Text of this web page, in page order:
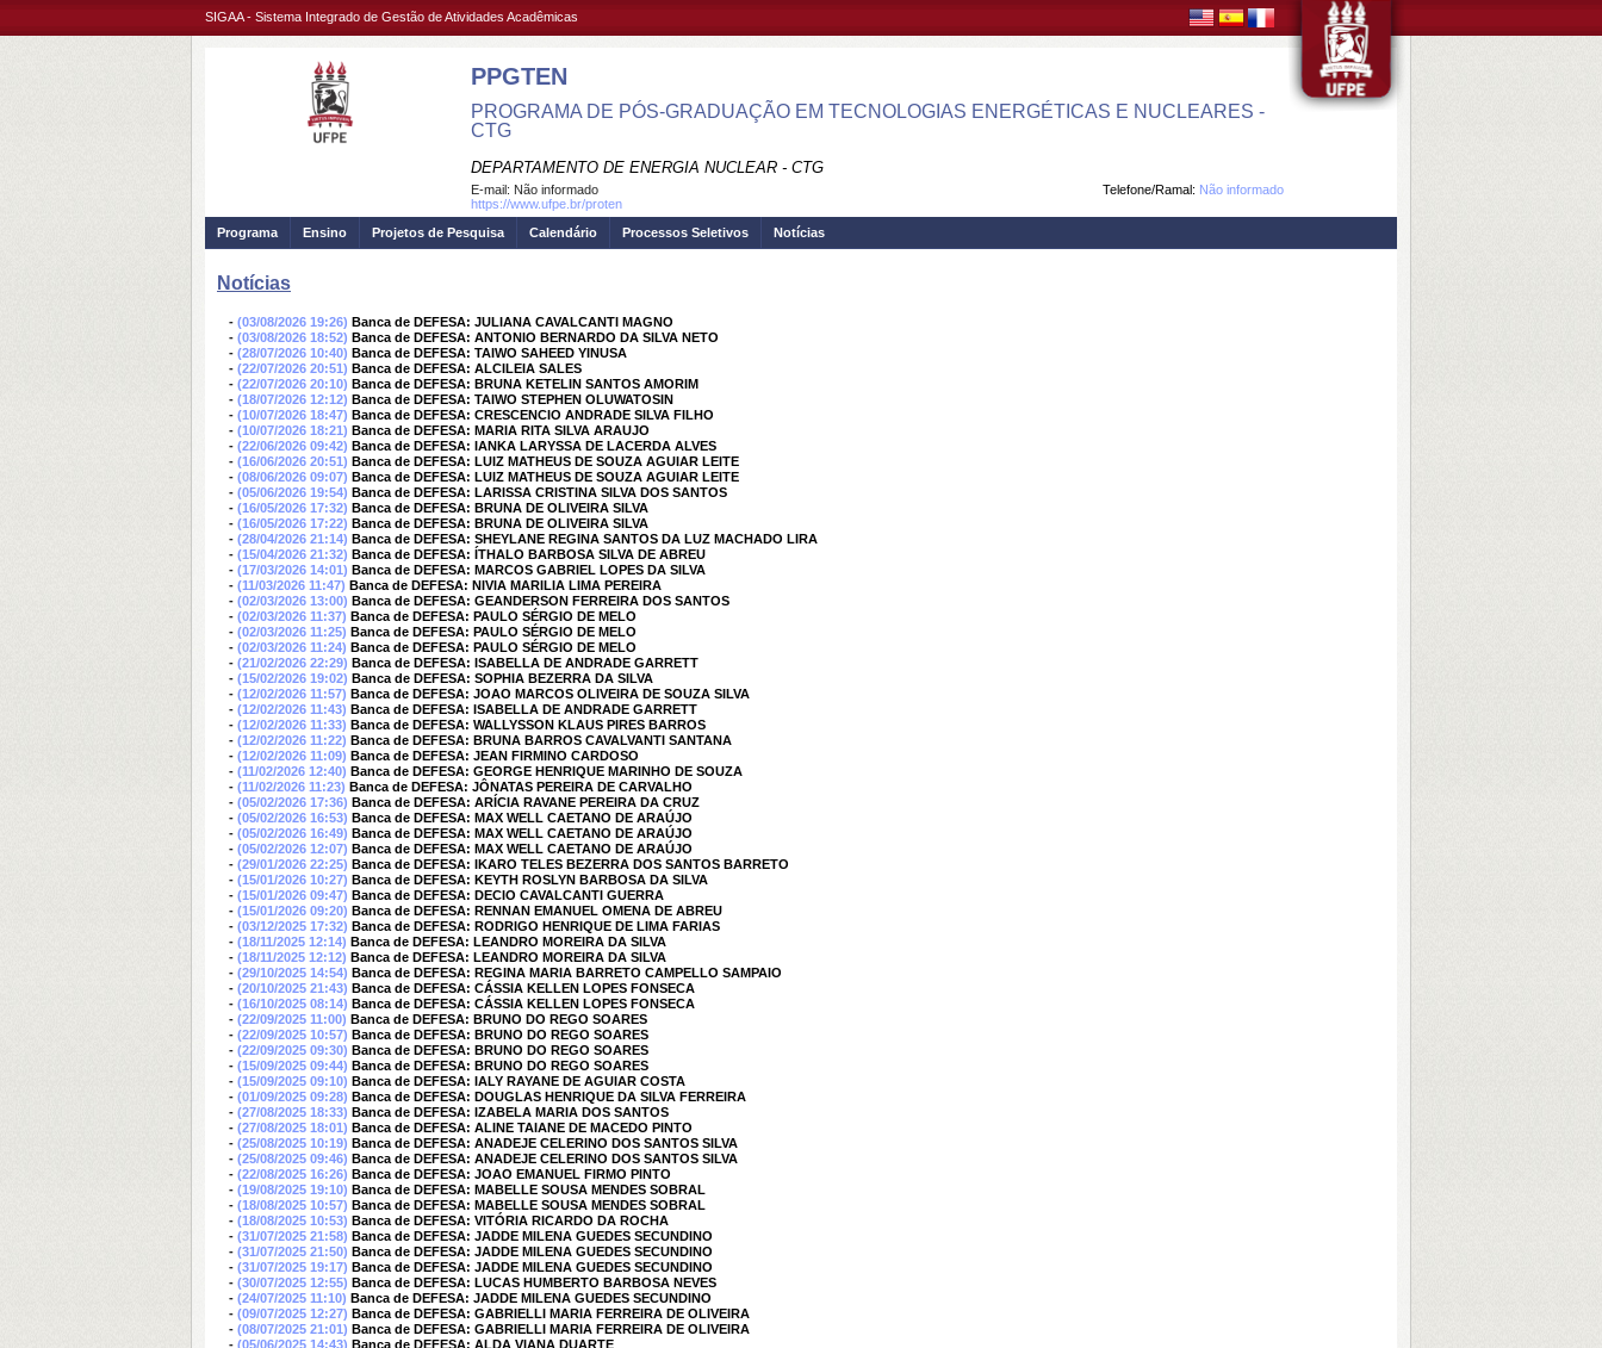
SIGAA - Sistema Integrado de Gestão de Atividades Acadêmicas
PPGTEN
PROGRAMA DE PÓS-GRADUAÇÃO EM TECNOLOGIAS ENERGÉTICAS E NUCLEARES -
CTG
DEPARTAMENTO DE ENERGIA NUCLEAR - CTG
Telefone/Ramal: Não informado
E-mail: Não informado
https://www.ufpe.br/proten
Programa
Ensino Projetos de Pesquisa Calendário Processos Seletivos Notícias
Notícias
- (03/08/2026 19:26) Banca de DEFESA: JULIANA CAVALCANTI MAGNO
- (03/08/2026 18:52) Banca de DEFESA: ANTONIO BERNARDO DA SILVA NETO
- (28/07/2026 10:40) Banca de DEFESA: TAIWO SAHEED YINUSA
- (22/07/2026 20:51) Banca de DEFESA: ALCILEIA SALES
- (22/07/2026 20:10) Banca de DEFESA: BRUNA KETELIN SANTOS AMORIM
- (18/07/2026 12:12) Banca de DEFESA: TAIWO STEPHEN OLUWATOSIN
- (10/07/2026 18:47) Banca de DEFESA: CRESCENCIO ANDRADE SILVA FILHO
- (10/07/2026 18:21) Banca de DEFESA: MARIA RITA SILVA ARAUJO
- (22/06/2026 09:42) Banca de DEFESA: IANKA LARYSSA DE LACERDA ALVES
- (16/06/2026 20:51) Banca de DEFESA: LUIZ MATHEUS DE SOUZA AGUIAR LEITE
- (08/06/2026 09:07) Banca de DEFESA: LUIZ MATHEUS DE SOUZA AGUIAR LEITE
- (05/06/2026 19:54) Banca de DEFESA: LARISSA CRISTINA SILVA DOS SANTOS
- (16/05/2026 17:32) Banca de DEFESA: BRUNA DE OLIVEIRA SILVA
- (16/05/2026 17:22) Banca de DEFESA: BRUNA DE OLIVEIRA SILVA
- (28/04/2026 21:14) Banca de DEFESA: SHEYLANE REGINA SANTOS DA LUZ MACHADO LIRA
- (15/04/2026 21:32) Banca de DEFESA: ÍTHALO BARBOSA SILVA DE ABREU
- (17/03/2026 14:01) Banca de DEFESA: MARCOS GABRIEL LOPES DA SILVA
- (11/03/2026 11:47) Banca de DEFESA: NIVIA MARILIA LIMA PEREIRA
- (02/03/2026 13:00) Banca de DEFESA: GEANDERSON FERREIRA DOS SANTOS
- (02/03/2026 11:37) Banca de DEFESA: PAULO SÉRGIO DE MELO
- (02/03/2026 11:25) Banca de DEFESA: PAULO SÉRGIO DE MELO
- (02/03/2026 11:24) Banca de DEFESA: PAULO SÉRGIO DE MELO
- (21/02/2026 22:29) Banca de DEFESA: ISABELLA DE ANDRADE GARRETT
- (15/02/2026 19:02) Banca de DEFESA: SOPHIA BEZERRA DA SILVA
- (12/02/2026 11:57) Banca de DEFESA: JOAO MARCOS OLIVEIRA DE SOUZA SILVA
- (12/02/2026 11:43) Banca de DEFESA: ISABELLA DE ANDRADE GARRETT
- (12/02/2026 11:33) Banca de DEFESA: WALLYSSON KLAUS PIRES BARROS
- (12/02/2026 11:22) Banca de DEFESA: BRUNA BARROS CAVALVANTI SANTANA
- (12/02/2026 11:09) Banca de DEFESA: JEAN FIRMINO CARDOSO
- (11/02/2026 12:40) Banca de DEFESA: GEORGE HENRIQUE MARINHO DE SOUZA
- (11/02/2026 11:23) Banca de DEFESA: JÔNATAS PEREIRA DE CARVALHO
- (05/02/2026 17:36) Banca de DEFESA: ARÍCIA RAVANE PEREIRA DA CRUZ
- (05/02/2026 16:53) Banca de DEFESA: MAX WELL CAETANO DE ARAÚJO
- (05/02/2026 16:49) Banca de DEFESA: MAX WELL CAETANO DE ARAÚJO
- (05/02/2026 12:07) Banca de DEFESA: MAX WELL CAETANO DE ARAÚJO
- (29/01/2026 22:25) Banca de DEFESA: IKARO TELES BEZERRA DOS SANTOS BARRETO
- (15/01/2026 10:27) Banca de DEFESA: KEYTH ROSLYN BARBOSA DA SILVA
- (15/01/2026 09:47) Banca de DEFESA: DECIO CAVALCANTI GUERRA
- (15/01/2026 09:20) Banca de DEFESA: RENNAN EMANUEL OMENA DE ABREU
- (03/12/2025 17:32) Banca de DEFESA: RODRIGO HENRIQUE DE LIMA FARIAS
- (18/11/2025 12:14) Banca de DEFESA: LEANDRO MOREIRA DA SILVA
- (18/11/2025 12:12) Banca de DEFESA: LEANDRO MOREIRA DA SILVA
- (29/10/2025 14:54) Banca de DEFESA: REGINA MARIA BARRETO CAMPELLO SAMPAIO
- (20/10/2025 21:43) Banca de DEFESA: CÁSSIA KELLEN LOPES FONSECA
- (16/10/2025 08:14) Banca de DEFESA: CÁSSIA KELLEN LOPES FONSECA
- (22/09/2025 11:00) Banca de DEFESA: BRUNO DO REGO SOARES
- (22/09/2025 10:57) Banca de DEFESA: BRUNO DO REGO SOARES
- (22/09/2025 09:30) Banca de DEFESA: BRUNO DO REGO SOARES
- (15/09/2025 09:44) Banca de DEFESA: BRUNO DO REGO SOARES
- (15/09/2025 09:10) Banca de DEFESA: IALY RAYANE DE AGUIAR COSTA
- (01/09/2025 09:28) Banca de DEFESA: DOUGLAS HENRIQUE DA SILVA FERREIRA
- (27/08/2025 18:33) Banca de DEFESA: IZABELA MARIA DOS SANTOS
- (27/08/2025 18:01) Banca de DEFESA: ALINE TAIANE DE MACEDO PINTO
- (25/08/2025 10:19) Banca de DEFESA: ANADEJE CELERINO DOS SANTOS SILVA
- (25/08/2025 09:46) Banca de DEFESA: ANADEJE CELERINO DOS SANTOS SILVA
- (22/08/2025 16:26) Banca de DEFESA: JOAO EMANUEL FIRMO PINTO
- (19/08/2025 19:10) Banca de DEFESA: MABELLE SOUSA MENDES SOBRAL
- (18/08/2025 10:57) Banca de DEFESA: MABELLE SOUSA MENDES SOBRAL
- (18/08/2025 10:53) Banca de DEFESA: VITÓRIA RICARDO DA ROCHA
- (31/07/2025 21:58) Banca de DEFESA: JADDE MILENA GUEDES SECUNDINO
- (31/07/2025 21:50) Banca de DEFESA: JADDE MILENA GUEDES SECUNDINO
- (31/07/2025 19:17) Banca de DEFESA: JADDE MILENA GUEDES SECUNDINO
- (30/07/2025 12:55) Banca de DEFESA: LUCAS HUMBERTO BARBOSA NEVES
- (24/07/2025 11:10) Banca de DEFESA: JADDE MILENA GUEDES SECUNDINO
- (09/07/2025 12:27) Banca de DEFESA: GABRIELLI MARIA FERREIRA DE OLIVEIRA
- (08/07/2025 21:01) Banca de DEFESA: GABRIELLI MARIA FERREIRA DE OLIVEIRA
- (05/06/2025 14:43) Banca de DEFESA: ALDA VIANA DUARTE